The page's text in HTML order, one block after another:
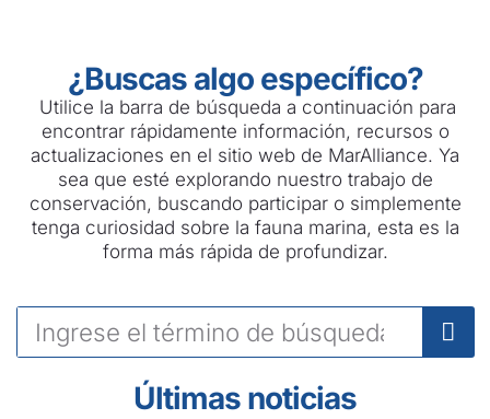
¿Buscas algo específico?
Utilice la barra de búsqueda a continuación para
encontrar rápidamente información, recursos o
actualizaciones en el sitio web de MarAlliance. Ya
sea que esté explorando nuestro trabajo de
conservación, buscando participar o simplemente
tenga curiosidad sobre la fauna marina, esta es la
forma más rápida de profundizar.
Últimas noticias